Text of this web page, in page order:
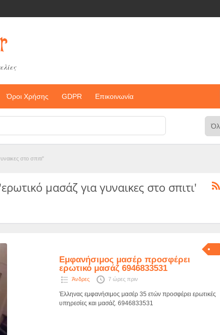
Όροι Χρήσης GDPR Επικοινωνία
στο σπιτι"
μασάζ για γυναικες στο σπιτι'
Εμφανήσιμος μασέρ προσφέρει
ερωτικό μασάζ 6946833531
Άνδρες 7 ώρες πριν
Έλληνας εμφανήσιμος μασέρ 35 ετών προσφέρει ερωτικές
υπηρεσίες και μασάζ. 6946833531